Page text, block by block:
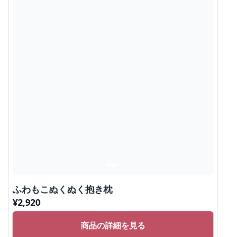
ふわもこぬくぬく抱き枕
¥2,920
商品の詳細を見る